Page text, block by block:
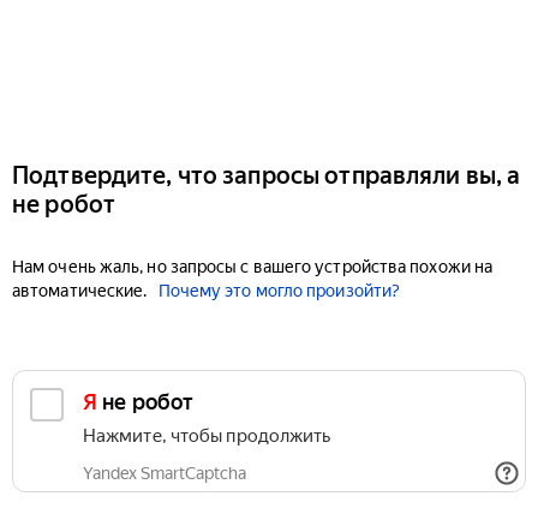
Подтвердите, что запросы отправляли вы, а
не робот
Нам очень жаль, но запросы с вашего устройства похожи на
автоматические.
Почему это могло произойти?
Я не робот
Нажмите, чтобы продолжить
Yandex SmartCaptcha